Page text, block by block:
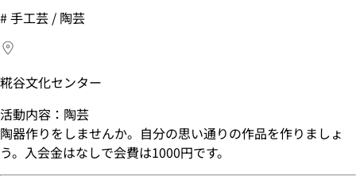
#手工芸 / 陶芸
糀谷文化センター
活動内容：陶芸
陶器作りをしませんか。自分の思い通りの作品を作りましょ
う。入会金はなしで会費は1000円です。